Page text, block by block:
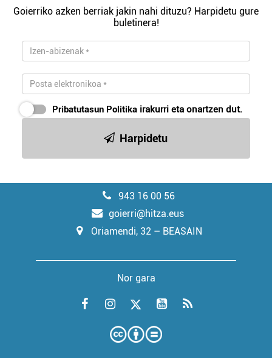
Goierriko azken berriak jakin nahi dituzu? Harpidetu gure
buletinera!
Pribatutasun Politika irakurri eta onartzen dut.
Harpidetu
943 16 00 56
goierri@hitza.eus
Oriamendi, 32 – BEASAIN
Nor gara